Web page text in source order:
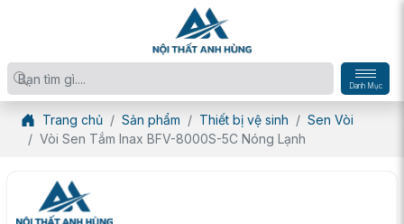
Danh Mục
Trang chủ Sản phẩm Thiết bị vệ sinh
Sen Vòi
Vòi Sen Tắm Inax BFV-8000S-5C Nóng Lạnh